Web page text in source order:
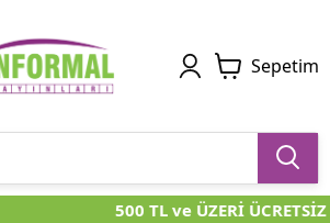
Sepetim
500 TL ve ÜZERİ ÜCRETSİZ